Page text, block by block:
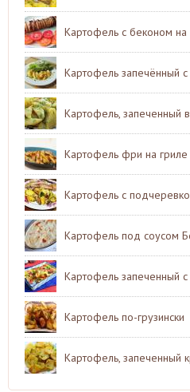
Картофель с беконом на
Картофель запечённый
Картофель, запеченный
Картофель фри на гриле
Картофель с
Картофель под соусом
Картофель запеченный
Картофель по-грузински
Картофель, запеченный